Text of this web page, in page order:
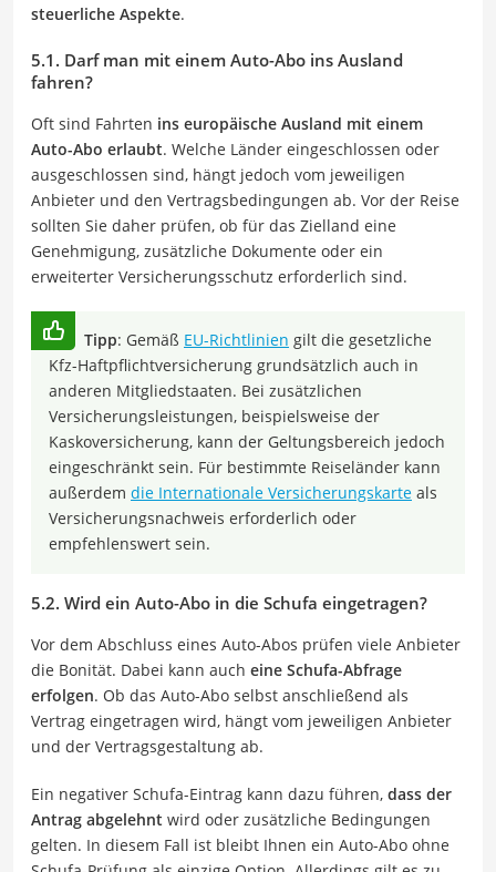
steuerliche Aspekte.
5.1. Darf man mit einem Auto-Abo ins Ausland
fahren?
Oft sind Fahrten ins europäische Ausland mit einem
Auto-Abo erlaubt. Welche Länder eingeschlossen oder
ausgeschlossen sind, hängt jedoch vom jeweiligen
Anbieter und den Vertragsbedingungen ab. Vor der Reise
sollten Sie daher prüfen, ob für das Zielland eine
Genehmigung, zusätzliche Dokumente oder ein
erweiterter Versicherungsschutz erforderlich sind.
Tipp: Gemäß EU-Richtlinien gilt die gesetzliche
Kfz-Haftpflichtversicherung grundsätzlich auch in
anderen Mitgliedstaaten. Bei zusätzlichen
Versicherungsleistungen, beispielsweise der
Kaskoversicherung, kann der Geltungsbereich jedoch
eingeschränkt sein. Für bestimmte Reiseländer kann
außerdem die Internationale Versicherungskarte als
Versicherungsnachweis erforderlich oder
empfehlenswert sein.
5.2. Wird ein Auto-Abo in die Schufa eingetragen?
Vor dem Abschluss eines Auto-Abos prüfen viele Anbieter
die Bonität. Dabei kann auch eine Schufa-Abfrage
erfolgen. Ob das Auto-Abo selbst anschließend als
Vertrag eingetragen wird, hängt vom jeweiligen Anbieter
und der Vertragsgestaltung ab.
Ein negativer Schufa-Eintrag kann dazu führen, dass der
Antrag abgelehnt wird oder zusätzliche Bedingungen
gelten. In diesem Fall ist bleibt Ihnen ein Auto-Abo ohne